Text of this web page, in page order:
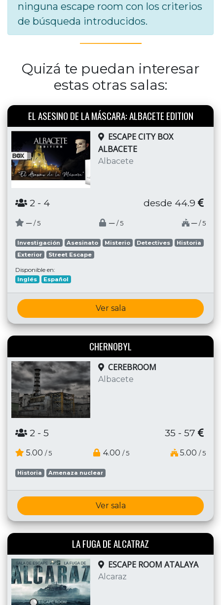
ninguna escape room con los criterios
de búsqueda introducidos.
Quizá te puedan interesar
estas otras salas:
EL ASESINO DE LA MÁSCARA: ALBACETE EDITION
ESCAPE CITY BOX
ALBACETE
Albacete
2 - 4 desde 44.9
─ / 5 ─ / 5 ─ / 5
Investigación Asesinato Misterio Detectives
Historia
Exterior
Street Escape
Disponible en:
Inglés Español
Ver sala
CHERNOBYL
CEREBROOM
Albacete
2 - 5 35 - 57
5.00 / 5 4.00 / 5 5.00 / 5
Historia Amenaza nuclear
Ver sala
LA FUGA DE ALCATRAZ
ESCAPE ROOM ATALAYA
Alcaraz